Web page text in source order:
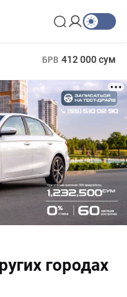
БРВ 412 000 сум
городах